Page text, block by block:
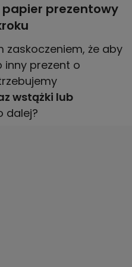
prezentowy
zaskoczeniem, że aby
inny prezent o
wstążki lub
dalej?